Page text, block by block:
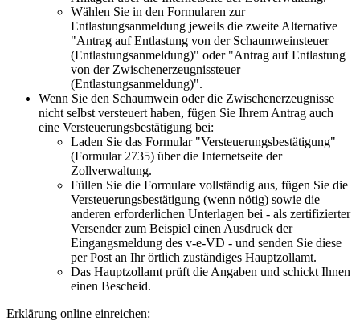
Wählen Sie in den Formularen zur
Entlastungsanmeldung jeweils die zweite Alternative
"Antrag auf Entlastung von der Schaumweinsteuer
(Entlastungsanmeldung)" oder "Antrag auf Entlastung
von der Zwischenerzeugnissteuer
(Entlastungsanmeldung)".
Wenn Sie den Schaumwein oder die Zwischenerzeugnisse
nicht selbst versteuert haben, fügen Sie Ihrem Antrag auch
eine Versteuerungsbestätigung bei:
Laden Sie das Formular "Versteuerungsbestätigung"
(Formular 2735) über die Internetseite der
Zollverwaltung.
Füllen Sie die Formulare vollständig aus, fügen Sie die
Versteuerungsbestätigung (wenn nötig) sowie die
anderen erforderlichen Unterlagen bei - als zertifizierter
Versender zum Beispiel einen Ausdruck der
Eingangsmeldung des v-e-VD - und senden Sie diese
per Post an Ihr örtlich zuständiges Hauptzollamt.
Das Hauptzollamt prüft die Angaben und schickt Ihnen
einen Bescheid.
Erklärung online einreichen: